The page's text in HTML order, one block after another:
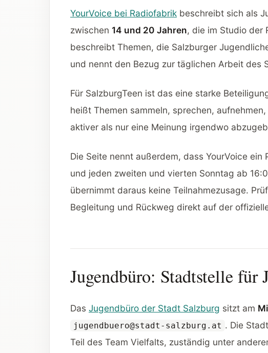
YourVoice bei Radiofabrik beschreibt sich als
zwischen 14 und 20 Jahren, die im Studio der
beschreibt Themen, die Salzburger
und nennt den Bezug zur täglichen Arbeit des
Für SalzburgTeen ist das eine starke
heißt Themen sammeln, sprechen,
aktiver als nur eine Meinung irgendwo
Die Seite nennt außerdem, dass YourVoice ein
und jeden zweiten und vierten Sonntag ab
übernimmt daraus keine Teilnahmezusage.
Begleitung und Rückweg direkt auf der
Jugendbüro: Stadtstelle für
Das Jugendbüro der Stadt Salzburg sitzt am
jugendbuero@stadt-salzburg.at . Die
Teil des Team Vielfalts, zuständig unter